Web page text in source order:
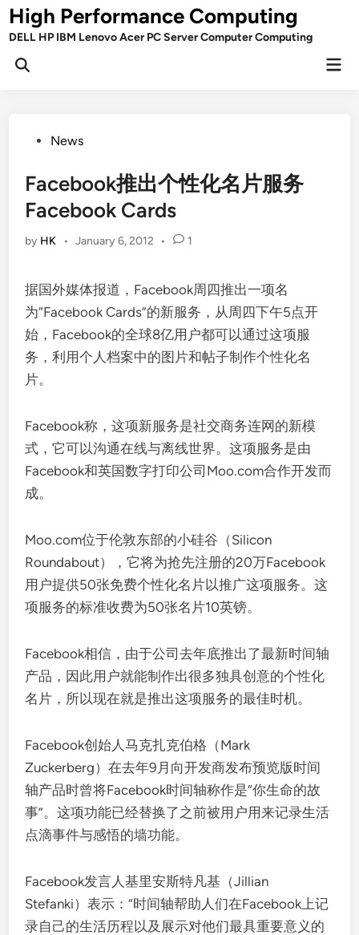
Skip
toHigh Performance Computing
DELL HP IBM Lenovo Acer PC Server Computer Computing
Open
PostedNews
Facebook推出个性化名片服务
Facebook Cards
by HK • January 6, 2012 • 1
据国外媒体报道，Facebook周四推出一项名
为“Facebook Cards”的新服务，从周四下午5点开
始，Facebook的全球8亿用户都可以通过这项服
务，利用个人档案中的图片和帖子制作个性化名
片。
Facebook称，这项新服务是社交商务连网的新模
式，它可以沟通在线与离线世界。这项服务是由
Facebook和英国数字打印公司Moo.com合作开发而
成。
Moo.com位于伦敦东部的小硅谷（Silicon
Roundabout），它将为抢先注册的20万Facebook
用户提供50张免费个性化名片以推广这项服务。这
项服务的标准收费为50张名片10英镑。
Facebook相信，由于公司去年底推出了最新时间轴
产品，因此用户就能制作出很多独具创意的个性化
名片，所以现在就是推出这项服务的最佳时机。
Facebook创始人马克扎克伯格（Mark
Zuckerberg）在去年9月向开发商发布预览版时间
轴产品时曾将Facebook时间轴称作是“你生命的故
事”。这项功能已经替换了之前被用户用来记录生活
点滴事件与感悟的墙功能。
Facebook发言人基里安斯特凡基（Jillian
Stefanki）表示：“时间轴帮助人们在Facebook上记
录自己的生活历程以及展示对他们最具重要意义的